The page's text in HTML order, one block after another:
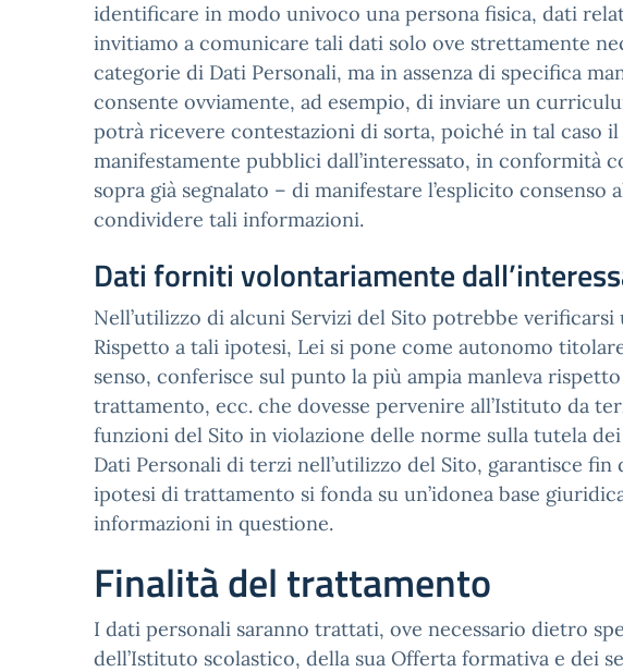
identificare in modo univoco una persona fisica, dati
invitiamo a comunicare tali dati solo ove strettamente
categorie di Dati Personali, ma in assenza di specifica
consente ovviamente, ad esempio, di inviare un
potrà ricevere contestazioni di sorta, poiché in tal caso
manifestamente pubblici dall’interessato, in conformità
sopra già segnalato – di manifestare l’esplicito
condividere tali informazioni.
Dati forniti volontariamente
Nell’utilizzo di alcuni Servizi del Sito potrebbe
Rispetto a tali ipotesi, Lei si pone come autonomo
senso, conferisce sul punto la più ampia manleva
trattamento, ecc. che dovesse pervenire all’Istituto da
funzioni del Sito in violazione delle norme sulla tutela
Dati Personali di terzi nell’utilizzo del Sito, garantisce
ipotesi di trattamento si fonda su un’idonea base
informazioni in questione.
Finalità del trattamento
I dati personali saranno trattati, ove necessario dietro
dell’Istituto scolastico, della sua Offerta formativa e dei